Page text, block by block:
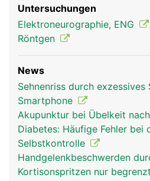
Untersuchungen
Elektroneurographie, ENG
Röntgen
News
Sehnenriss durch exzessives
Smartphone
Akupunktur bei Übelkeit
Diabetes: Häufige Fehler bei
Selbstkontrolle
Handgelenkbeschwerden
Kortisonspritzen nur